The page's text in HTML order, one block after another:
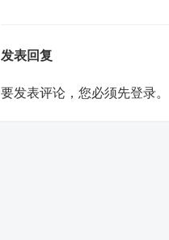
发表回复
要发表评论，您必须先登录。